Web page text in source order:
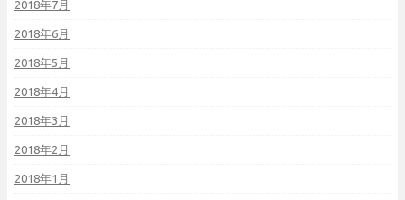
2018年7月
2018年6月
2018年5月
2018年4月
2018年3月
2018年2月
2018年1月